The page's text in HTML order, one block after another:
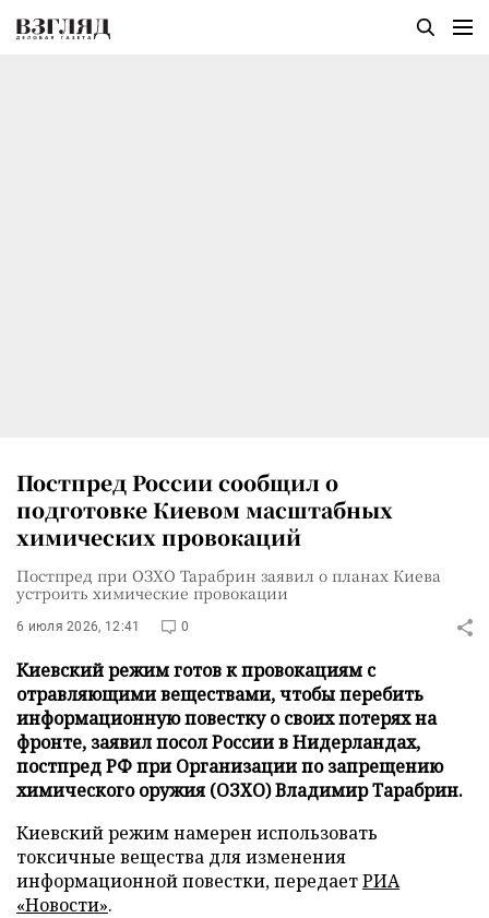
Постпред России сообщил о
подготовке Киевом масштабных
химических провокаций
Постпред при ОЗХО Тарабрин заявил о планах Киева
устроить химические провокации
6 июля 2026, 12:41 0
Киевский режим готов к провокациям с
отравляющими веществами, чтобы перебить
информационную повестку о своих потерях на
фронте, заявил посол России в Нидерландах,
постпред РФ при Организации по запрещению
химического оружия (ОЗХО) Владимир Тарабрин.
Киевский режим намерен использовать
токсичные вещества для изменения
информационной повестки, передаетРИА
«Новости».